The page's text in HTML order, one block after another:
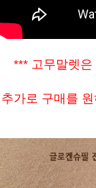
*** 고무말렛
추가로 구매를